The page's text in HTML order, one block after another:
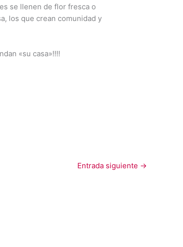
se llenen de flor fresca o
los que crean comunidad y
«su casa»!!!!
Entrada siguiente →